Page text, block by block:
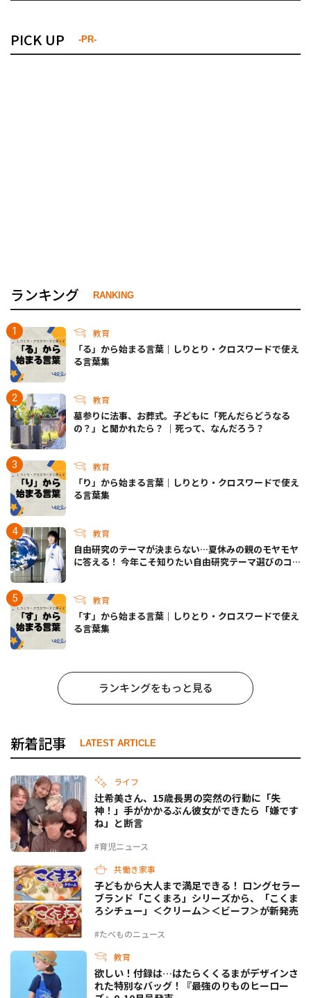
PICK UP -PR-
ランキング RANKING
教育
「る」から始まる言葉｜しりとり・クロスワードで使え
る言葉集
教育
墓参りに法事、お葬式。子どもに「死んだらどうなる
の？」と聞かれたら？ ｜死って、なんだろう？
教育
「り」から始まる言葉｜しりとり・クロスワードで使え
る言葉集
教育
自由研究のテーマが決まらない…夏休みの親のモヤモヤ
に答える！ 今年こそ知りたい自由研究テーマ選びのコ
教育
「す」から始まる言葉｜しりとり・クロスワードで使え
る言葉集
ランキングをもっと見る
新着記事 LATEST ARTICLE
ライフ
#育児ニュース
辻希美さん、15歳長男の突然の行動に「失
神！」手がかかるぶん彼女ができたら「嫌です
ね」と断言
共働き家事
#たべものニュース
子どもから大人まで満足できる！ ロングセラー
ブランド「こくまろ」シリーズから、「こくま
ろシチュー」＜クリーム＞＜ビーフ＞が新発売
教育
欲しい！付録は…はたらくくるまがデザインさ
れた特別なバッグ！『最強のりものヒーロー